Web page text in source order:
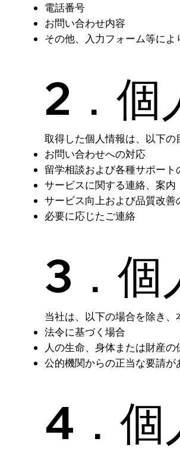
電話番号
お問い合わせ内容
その他、入力フォーム等に
2．個
取得した個人情報は、以下の
お問い合わせへの対応
留学相談および各種サポート
サービスに関する連絡、案内
サービス向上および品質改善
必要に応じたご連絡
3．個
当社は、以下の場合を除き、
法令に基づく場合
人の生命、身体または財産
公的機関からの正当な要請が
4．個